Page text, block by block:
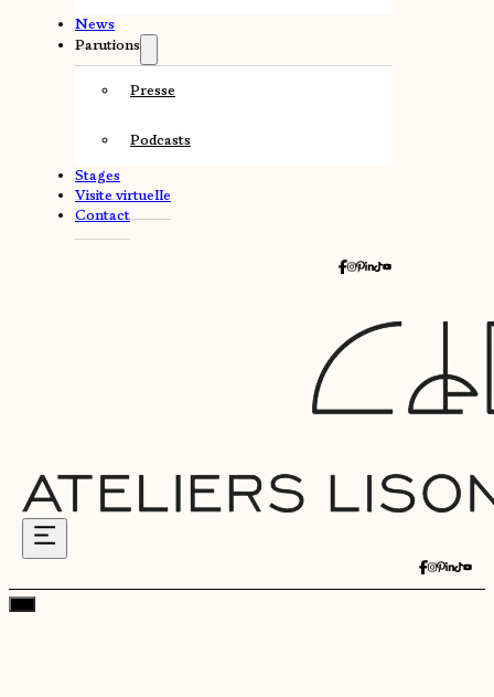
News
Parutions
Presse
Podcasts
Stages
Visite virtuelle
Contact